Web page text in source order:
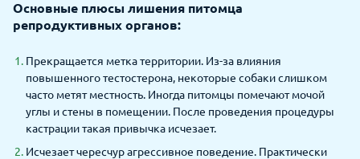
Основные плюсы лишения питомца
репродуктивных органов:
Прекращается метка территории. Из-за влияния
повышенного тестостерона, некоторые собаки слишком
часто метят местность. Иногда питомцы помечают мочой
углы и стены в помещении. После проведения процедуры
кастрации такая привычка исчезает.
Исчезает чересчур агрессивное поведение. Практически